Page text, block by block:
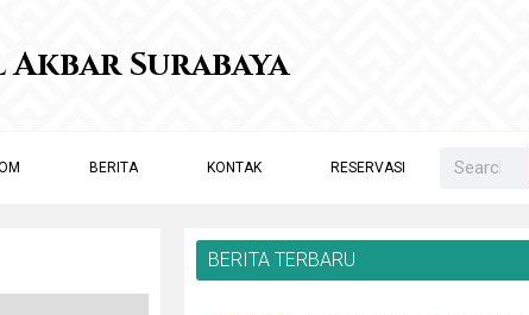
Surabaya
BERITA KONTAK RESERVASI
BERITA TERBARU